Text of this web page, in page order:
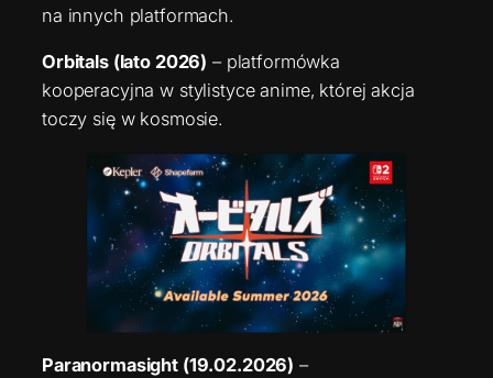
na innych platformach.
Orbitals (lato 2026) – platformówka
kooperacyjna w stylistyce anime, której akcja
toczy się w kosmosie.
Paranormasight (19.02.2026) –